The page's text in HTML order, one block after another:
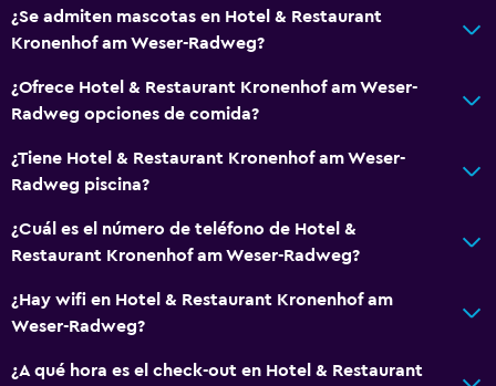
Teléfono
Vista a la montaña
Servicios y facilidades
Cajero automático/banco
Servicio de despertador
Caja fuerte
Instalaciones para reuniones
Minimercado en las instalaciones
¿Se admiten mascotas en Hotel & Restaurant
Kronenhof am Weser-Radweg?
¿Ofrece Hotel & Restaurant Kronenhof am Weser-
Radweg opciones de comida?
¿Tiene Hotel & Restaurant Kronenhof am Weser-
Radweg piscina?
¿Cuál es el número de teléfono de Hotel &
Restaurant Kronenhof am Weser-Radweg?
¿Hay wifi en Hotel & Restaurant Kronenhof am
Weser-Radweg?
¿A qué hora es el check-out en Hotel & Restaurant